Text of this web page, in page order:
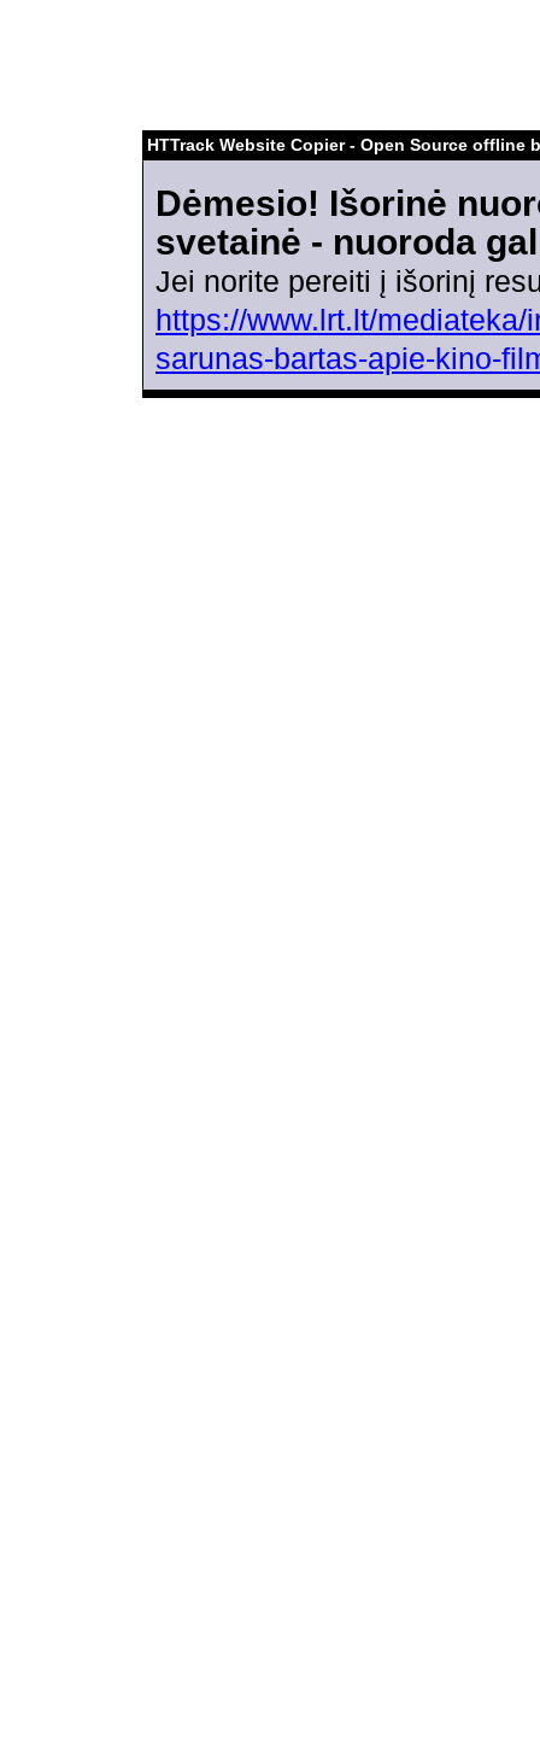
HTTrack Website Copier - Open Source offline
Dėmesio! Išorinė
svetainė - nuoroda
Jei norite pereiti į išorinį
https://www.lrt.lt/
sarunas-bartas-apie-kino-